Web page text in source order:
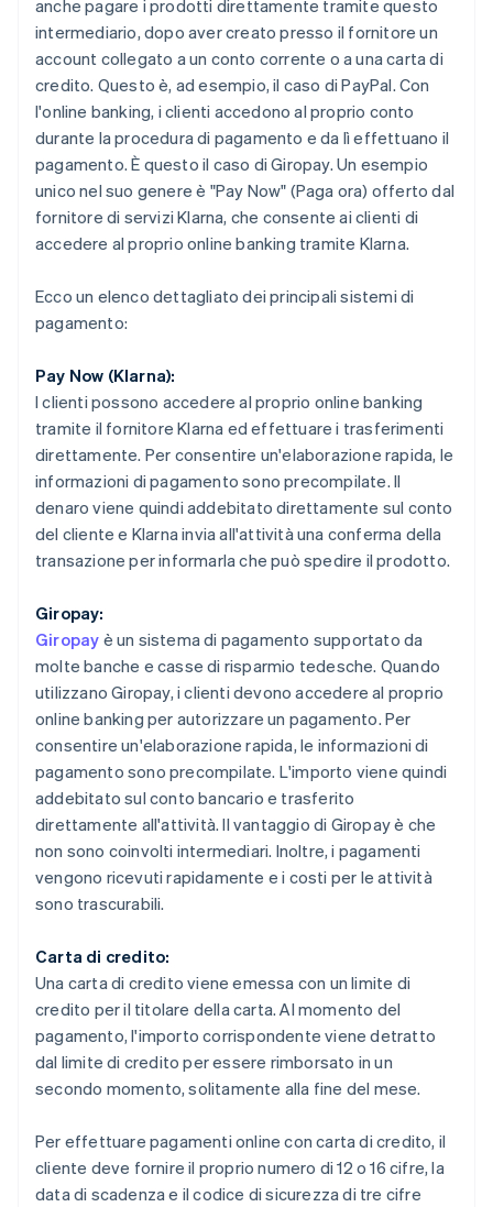
anche pagare i prodotti direttamente tramite questo
intermediario, dopo aver creato presso il fornitore un
account collegato a un conto corrente o a una carta di
credito. Questo è, ad esempio, il caso di PayPal. Con
l'online banking, i clienti accedono al proprio conto
durante la procedura di pagamento e da lì effettuano il
pagamento. È questo il caso di Giropay. Un esempio
unico nel suo genere è "Pay Now" (Paga ora) offerto dal
fornitore di servizi Klarna, che consente ai clienti di
accedere al proprio online banking tramite Klarna.
Ecco un elenco dettagliato dei principali sistemi di
pagamento:
Pay Now (Klarna):
I clienti possono accedere al proprio online banking
tramite il fornitore Klarna ed effettuare i trasferimenti
direttamente. Per consentire un'elaborazione rapida, le
informazioni di pagamento sono precompilate. Il
denaro viene quindi addebitato direttamente sul conto
del cliente e Klarna invia all'attività una conferma della
transazione per informarla che può spedire il prodotto.
Giropay:
Giropay è un sistema di pagamento supportato da
molte banche e casse di risparmio tedesche. Quando
utilizzano Giropay, i clienti devono accedere al proprio
online banking per autorizzare un pagamento. Per
consentire un'elaborazione rapida, le informazioni di
pagamento sono precompilate. L'importo viene quindi
addebitato sul conto bancario e trasferito
direttamente all'attività. Il vantaggio di Giropay è che
non sono coinvolti intermediari. Inoltre, i pagamenti
vengono ricevuti rapidamente e i costi per le attività
sono trascurabili.
Carta di credito:
Una carta di credito viene emessa con un limite di
credito per il titolare della carta. Al momento del
pagamento, l'importo corrispondente viene detratto
dal limite di credito per essere rimborsato in un
secondo momento, solitamente alla fine del mese.
Per effettuare pagamenti online con carta di credito, il
cliente deve fornire il proprio numero di 12 o 16 cifre, la
data di scadenza e il codice di sicurezza di tre cifre